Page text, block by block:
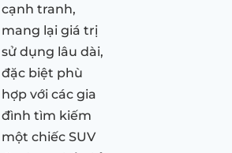
cạnh tranh,
mang lại giá trị
sử dụng lâu dài,
đặc biệt phù
hợp với các gia
đình tìm kiếm
một chiếc SUV